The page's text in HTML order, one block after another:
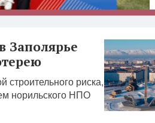
Заполярье
строительного риска,
норильского НПО